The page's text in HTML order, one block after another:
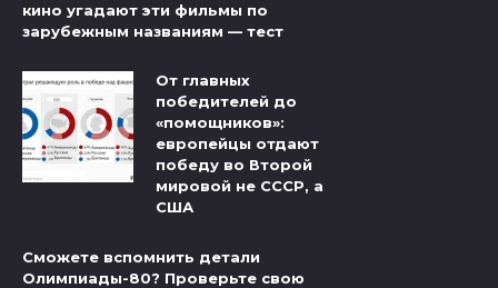
кино угадают эти фильмы по
зарубежным названиям — тест
От главных
победителей до
«помощников»:
европейцы отдают
победу во Второй
мировой не СССР, а
США
Сможете вспомнить детали
Олимпиады-80? Проверьте свою